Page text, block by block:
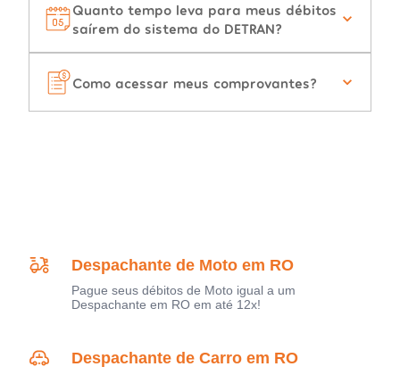
Quanto tempo leva para meus débitos
saírem do sistema do DETRAN?
Como acessar meus comprovantes?
Despachante de Moto em RO
Pague seus débitos de Moto igual a um
Despachante em RO em até 12x!
Despachante de Carro em RO